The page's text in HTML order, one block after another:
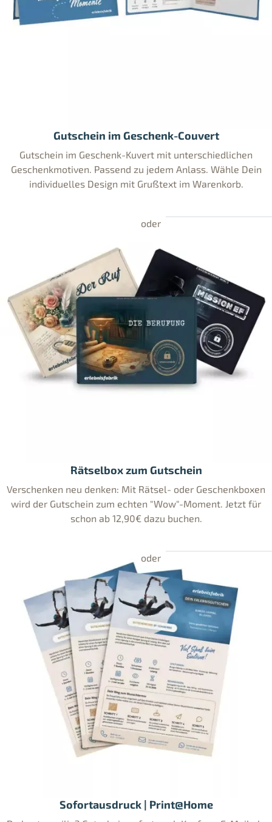
Gutschein im Geschenk-Couvert
Gutschein im Geschenk-Kuvert mit unterschiedlichen
Geschenkmotiven. Passend zu jedem Anlass. Wähle Dein
individuelles Design mit Grußtext im Warenkorb.
Rätselbox zum Gutschein
Verschenken neu denken: Mit Rätsel- oder Geschenkboxen
wird der Gutschein zum echten "Wow"-Moment. Jetzt für
schon ab 12,90€ dazu buchen.
Sofortausdruck | Print@Home